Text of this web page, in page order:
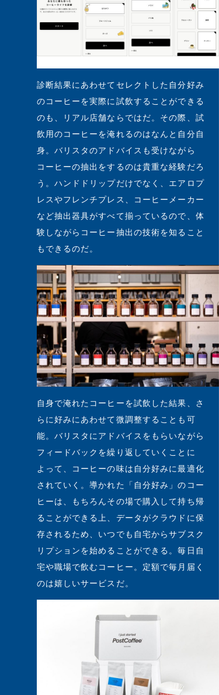
診断結果にあわせてセレクトした自分好み
のコーヒーを実際に試飲することができる
のも、リアル店舗ならではだ。その際、試
飲用のコーヒーを淹れるのはなんと自分自
身。バリスタのアドバイスも受けながら
コーヒーの抽出をするのは貴重な経験だろ
う。ハンドドリップだけでなく、エアロプ
レスやフレンチプレス、コーヒーメーカー
など抽出器具がすべて揃っているので、体
験しながらコーヒー抽出の技術を知ること
もできるのだ。
自身で淹れたコーヒーを試飲した結果、さ
らに好みにあわせて微調整することも可
能。バリスタにアドバイスをもらいながら
フィードバックを繰り返していくことに
よって、コーヒーの味は自分好みに最適化
されていく。導かれた「自分好み」のコー
ヒーは、もちろんその場で購入して持ち帰
ることができる上、データがクラウドに保
存されるため、いつでも自宅からサブスク
リプションを始めることができる。毎日自
宅や職場で飲むコーヒー。定額で毎月届く
のは嬉しいサービスだ。